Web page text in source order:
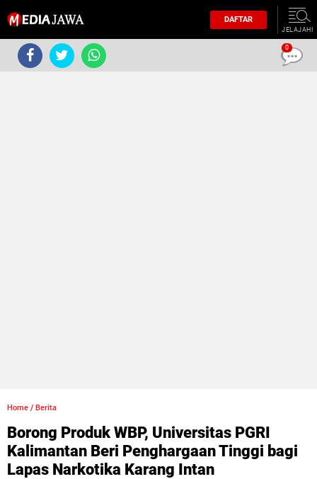
DAFTAR
JELAJAHI
Home / Berita
Borong Produk WBP, Universitas PGRI
Kalimantan Beri Penghargaan Tinggi bagi
Lapas Narkotika Karang Intan
0